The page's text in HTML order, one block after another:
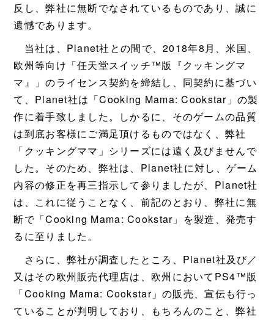
反し、弊社に無断でなされているものであり、誠に
遺憾であります。
当社は、Planet社との間で、2018年8月、米国、
欧州等向け「任天堂スイッチ™版『クッキングマ
マ』」のライセンス契約を締結し、同契約に基づい
て、Planet社は「Cooking Mama: Cookstar」の製
作に着手致しました。しかるに、そのゲームの品質
は到底お客様にご満足頂けるものではなく、弊社
「クッキングママ」シリーズには遠く及びませんで
した。そのため、弊社は、Planet社に対し、ゲーム
内容の修正を再三指示して参りましたが、Planet社
は、これに従うことなく、前記のとおり、弊社に無
断で「Cooking Mama: Cookstar」を製造、発売す
るに至りました。
さらに、弊社が調査したところ、Planet社及び／
又はその欧州販売代理店は、欧州においてPS4™版
「Cooking Mama: Cookstar」の販売、宣伝も行っ
ていることが判明しており、もちろんのこと、弊社